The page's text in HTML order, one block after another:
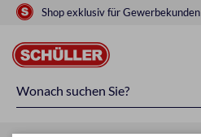
Shop exklusiv für Gewerbekunden